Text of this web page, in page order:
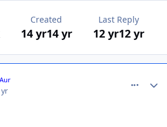
Created
14 yr14 yr
Last Reply
12 yr12 yr
yr